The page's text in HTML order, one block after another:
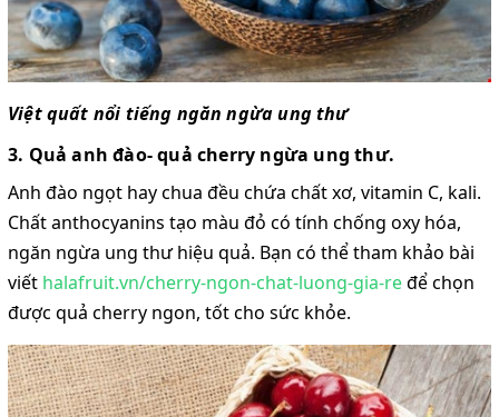
Việt quất nổi tiếng ngăn ngừa ung thư
3. Quả anh đào- quả cherry ngừa ung thư.
Anh đào ngọt hay chua đều chứa chất xơ, vitamin C, kali.
Chất anthocyanins tạo màu đỏ có tính chống oxy hóa,
ngăn ngừa ung thư hiệu quả. Bạn có thể tham khảo bài
viết halafruit.vn/cherry-ngon-chat-luong-gia-ređể chọn
được quả cherry ngon, tốt cho sức khỏe.